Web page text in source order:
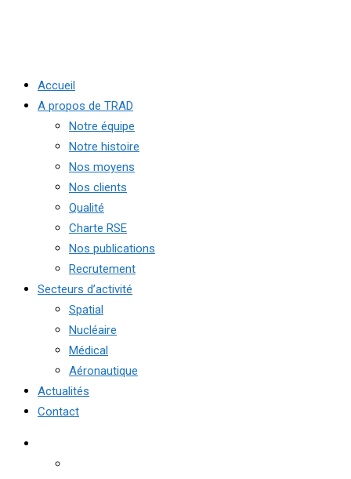
Accueil
A propos de TRAD
Notre équipe
Notre histoire
Nos moyens
Nos clients
Qualité
Charte RSE
Nos publications
Recrutement
Secteurs d’activité
Spatial
Nucléaire
Médical
Aéronautique
Actualités
Contact